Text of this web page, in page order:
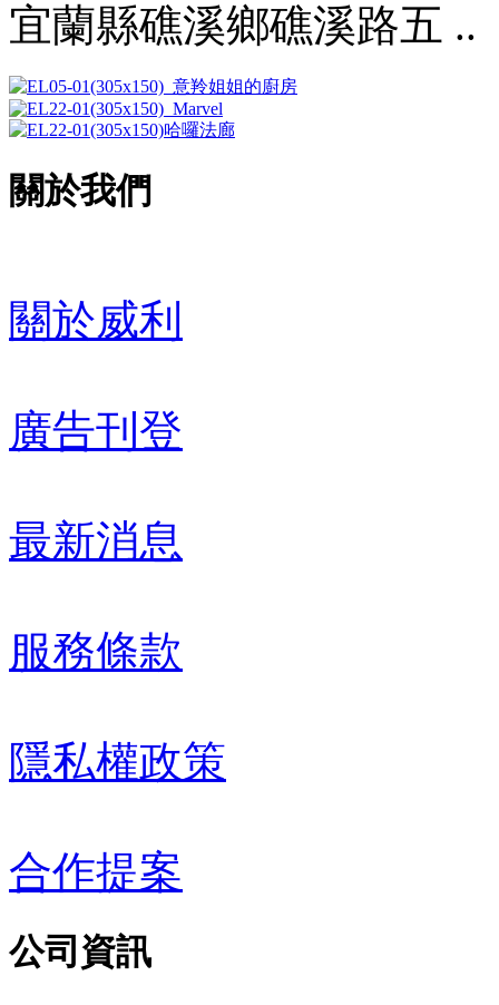
宜蘭縣礁溪鄉礁溪路五 ..
關於我們
關於威利
廣告刊登
最新消息
服務條款
隱私權政策
合作提案
公司資訊